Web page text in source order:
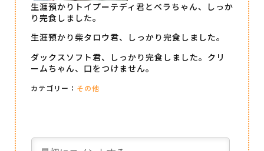
生涯預かりトイプーテディ君とベラちゃん、しっか
り完食しました。
生涯預かり柴タロウ君、しっかり完食しました。
ダックスソフト君、しっかり完食しました。クリ
ームちゃん、口をつけません。
カテゴリー： その他